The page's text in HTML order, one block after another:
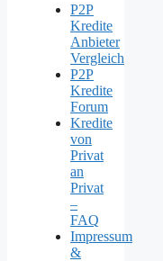
P2P
Kredite
Anbieter
Vergleich
P2P
Kredite
Forum
Kredite
von
Privat
an
Privat
–
FAQ
Impressum
&